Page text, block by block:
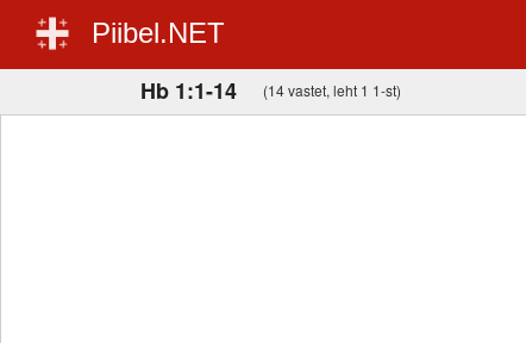
Piibel.NET
Hb 1:1-14 (14 vastet, leht 1 1-st)